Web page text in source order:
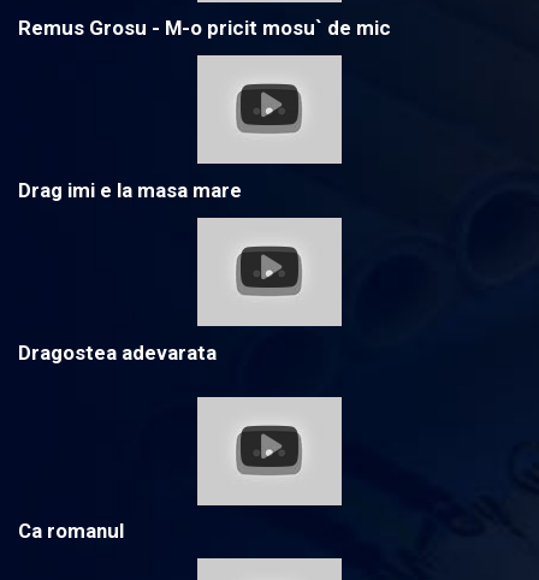
Remus Grosu - M-o pricit mosu` de mic
Drag imi e la masa mare
Dragostea adevarata
Ca romanul